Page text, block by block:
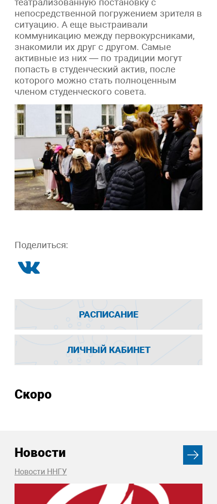
непосредственной погружением зрителя в
ситуацию. А еще выстраивали
коммуникацию между первокурсниками,
знакомили их друг с другом. Самые
активные из них — по традиции могут
попасть в студенческий актив, после
которого можно стать полноценным
членом студенческого совета.
Поделиться:
РАСПИСАНИЕ
ЛИЧНЫЙ КАБИНЕТ
Скоро
Новости
Новости ННГУ